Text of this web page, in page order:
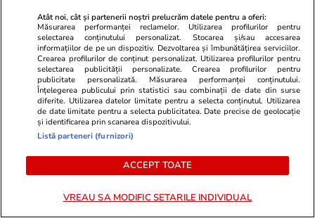
Libertateapentrufemei.ro
Atenție! Poți primi bani de la stat
dacă-ți îngrijești părinții, bunicii
sau pe cineva vârstnic din familie.
Acum s-a decis! Cum trebuie să
procedezi
Avantaje.ro
Dieta
oricine!
urmează
specialiști!
fiecare zi și
ȘTIRI ROMÂNIA
Atât noi, cât și partenerii noștri prelucrăm datele pentru a oferi:
Măsurarea performanței reclamelor. Utilizarea profilurilor pentru
selectarea conținutului personalizat. Stocarea și/sau accesarea
informațiilor de pe un dispozitiv. Dezvoltarea și îmbunătățirea serviciilor.
Crearea profilurilor de conținut personalizat. Utilizarea profilurilor pentru
selectarea publicității personalizate. Crearea profilurilor pentru
publicitate personalizată. Măsurarea performanței conținutului.
Înțelegerea publicului prin statistici sau combinații de date din surse
diferite. Utilizarea datelor limitate pentru a selecta conținutul. Utilizarea
de date limitate pentru a selecta publicitatea. Date precise de geolocație
și identificarea prin scanarea dispozitivului.
Listă parteneri (furnizori)
ACCEPT TOATE
VREAU SA MODIFIC SETARILE INDIVIDUAL